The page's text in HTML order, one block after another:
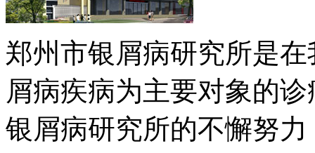
郑州市银屑病研究所是
屑病疾病为主要对象的
银屑病研究所的不懈努